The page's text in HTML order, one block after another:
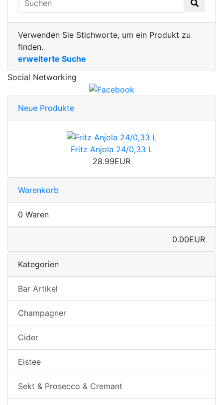
Verwenden Sie Stichworte, um ein Produkt zu
finden.
erweiterte Suche
Social Networking
Neue Produkte
Fritz Anjola 24/0,33 L
28.99EUR
Warenkorb
0 Waren
0.00EUR
Kategorien
Bar Artikel
Champagner
Cider
Eistee
Sekt & Prosecco & Cremant